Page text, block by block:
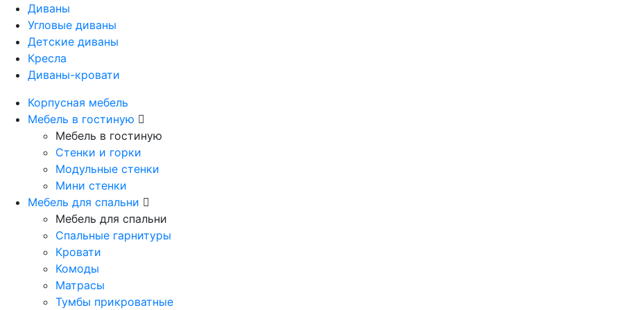
Диваны
Угловые диваны
Детские диваны
Кресла
Диваны-кровати
Корпусная мебель
Мебель в гостиную
Мебель в гостиную
Стенки и горки
Модульные стенки
Мини стенки
Мебель для спальни
Мебель для спальни
Спальные гарнитуры
Кровати
Комоды
Матрасы
Тумбы прикроватные